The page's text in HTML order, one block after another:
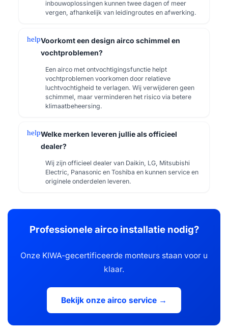
inbouwoplossingen kunnen twee dagen of meer
vergen, afhankelijk van leidingroutes en afwerking.
helpVoorkomt een design airco schimmel en
vochtproblemen?
Een airco met ontvochtigingsfunctie helpt
vochtproblemen voorkomen door relatieve
luchtvochtigheid te verlagen. Wij verwijderen geen
schimmel, maar verminderen het risico via betere
klimaatbeheersing.
helpWelke merken leveren jullie als officieel
dealer?
Wij zijn officieel dealer van Daikin, LG, Mitsubishi
Electric, Panasonic en Toshiba en kunnen service en
originele onderdelen leveren.
Professionele airco installatie nodig?
Onze KIWA-gecertificeerde monteurs staan voor u
klaar.
Bekijk onze airco service →